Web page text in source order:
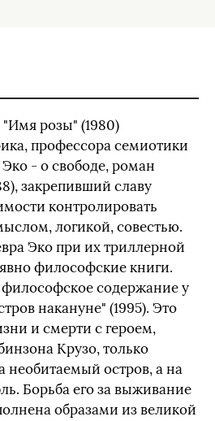
розы" (1980)
профессора семиотики
- о свободе, роман
закрепивший славу
контролировать
логикой, совестью.
Эко при их триллерной
философские книги.
философское содержание у
накануне" (1995). Это
и смерти с героем,
Крузо, только
остров, а на
Борьба его за выживание
образами из великой